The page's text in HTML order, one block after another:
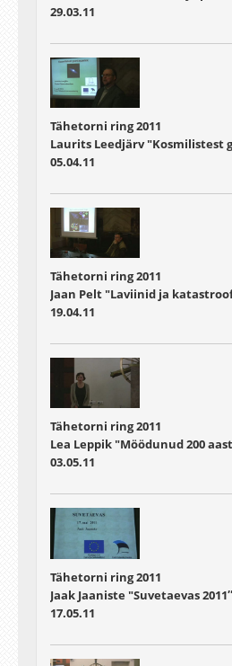
29.03.11
Tähetorni ring 2011
Laurits Leedjärv "Kosmilistest
05.04.11
Tähetorni ring 2011
Jaan Pelt "Laviinid ja
19.04.11
Tähetorni ring 2011
Lea Leppik "Möödunud 200
03.05.11
Tähetorni ring 2011
Jaak Jaaniste "Suvetaevas 2011″
17.05.11